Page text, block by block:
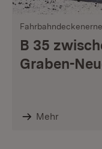
B 35
Graben-
Mehr